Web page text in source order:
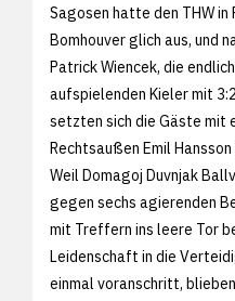
Sagosen hatte den THW in
Bomhouver glich aus, und
Patrick Wiencek, die
aufspielenden Kieler mit
setzten sich die Gäste mit
Rechtsaußen Emil
Weil Domagoj Duvnjak
gegen sechs agierenden
mit Treffern ins leere Tor
Leidenschaft in die
einmal voranschritt,